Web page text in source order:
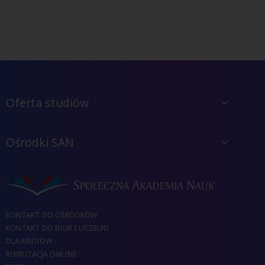
Oferta studiów
Ośrodki SAN
KONTAKT DO OŚRODKÓW
KONTAKT DO BIUR I UCZELNI
DLA MEDIÓW
REKRUTACJA ONLINE